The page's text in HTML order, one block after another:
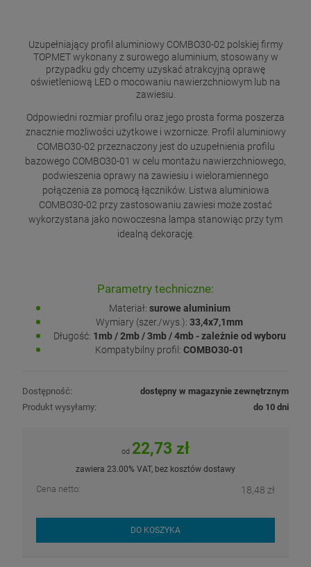
Uzupełniający profil aluminiowy COMBO30-02 polskiej firmy
TOPMET wykonany z surowego aluminium, stosowany w
przypadku gdy chcemy uzyskać atrakcyjną oprawę
oświetleniową LED o mocowaniu nawierzchniowym lub na
zawiesiu.
Odpowiedni rozmiar profilu oraz jego prosta forma poszerza
znacznie możliwości użytkowe i wzornicze. Profil aluminiowy
COMBO30-02 przeznaczony jest do uzupełnienia profilu
bazowego COMBO30-01 w celu montażu nawierzchniowego,
podwieszenia oprawy na zawiesiu i wieloramiennego
połączenia za pomocą łączników. Listwa aluminiowa
COMBO30-02 przy zastosowaniu zawiesi może zostać
wykorzystana jako nowoczesna lampa stanowiąc przy tym
idealną dekorację.
Parametry techniczne:
Materiał: surowe aluminium
Wymiary (szer./wys.): 33,4x7,1mm
Długość: 1mb / 2mb / 3mb / 4mb - zależnie od wyboru
Kompatybilny profil: COMBO30-01
Dostępność:
dostępny w magazynie zewnętrznym
Produkt wysyłamy:
do 10 dni
od 22,73 zł
zawiera 23.00% VAT, bez kosztów dostawy
Cena netto: 18,48 zł
DO KOSZYKA